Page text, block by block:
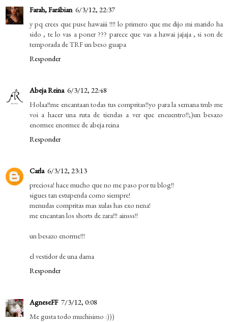
Farah, Farábian 6/3/12, 22:37
y pq crees que puse hawaiii !!!! lo primero que me dijo mi marido ha
sido , te lo vas a poner ??? parece que vas a hawai jajaja , si son de
temporada de TRF un beso guapa
Responder
Abeja Reina 6/3/12, 22:48
Holaa!!me encantaan todas tus compritas!!yo para la semana tmb me
voi a hacer una ruta de tiendas a ver que encuentro!!;)un besazo
enormee enormee de abeja reina
Responder
Carla 6/3/12, 23:13
preciosa! hace mucho que no me paso por tu blog!!
sigues tan estupenda como siempre!
menudas compritas mas xulas has exo nena!
me encantan los shorts de zara!!! ainsss!!
un besazo enorme!!!
el vestidor de una dama
Responder
AgneseFF 7/3/12, 0:08
Me gusta todo muchisimo :)))